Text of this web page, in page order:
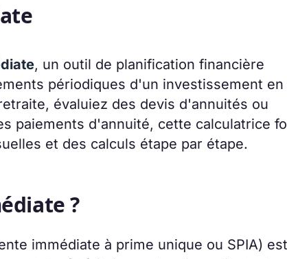
, un outil de planification financière
périodiques d'un investissement en
évaluiez des devis d'annuités ou
paiements d'annuité, cette calculatrice
et des calculs étape par étape.
?
immédiate à prime unique ou SPIA)